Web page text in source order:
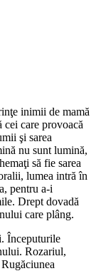
inimii de mamă
care provoacă
şi sarea
nu sunt lumină,
să fie sarea
lumea intră în
pentru a-i
Drept dovadă
care plâng.
Începuturile
Rozariul,